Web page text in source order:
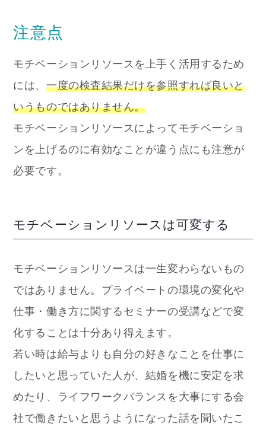
注意点
モチベーションリソースを上手く活用するため
には、一度の検査結果だけを参照すれば良いと
いうものではありません。
モチベーションリソースによってモチベーショ
ンを上げるのに有効なことが違う点にも注意が
必要です。
モチベーションリソースは可変する
モチベーションリソースは一生変わらないもの
ではありません。プライベートの環境の変化や
仕事・働き方に関するセミナーの受講などで変
化することは十分あり得えます。
若い時は給与よりも自分の好きなことを仕事に
したいと思っていた人が、結婚を機に安定を求
めたり、ライフワークバランスを大事にする会
社で働きたいと思うようになった話を聞いたこ